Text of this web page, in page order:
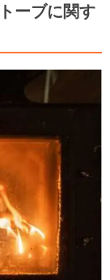
ーブに関す